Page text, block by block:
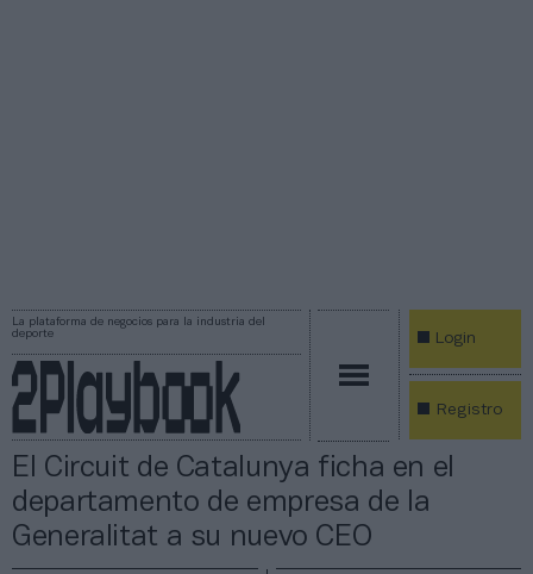
La plataforma de negocios para la industria del
deporte
Login
Registro
El Circuit de Catalunya ficha en el
departamento de empresa de la
Generalitat a su nuevo CEO